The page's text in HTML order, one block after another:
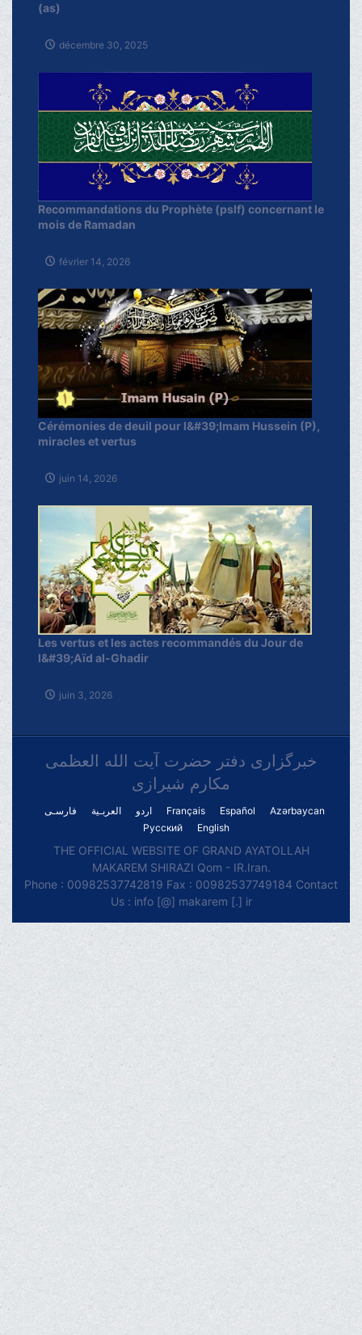
(as)
décembre 30, 2025
Recommandations du Prophète (pslf) concernant le
mois de Ramadan
février 14, 2026
Cérémonies de deuil pour l&#39;Imam Hussein (P),
miracles et vertus
juin 14, 2026
Les vertus et les actes recommandés du Jour de
l&#39;Aïd al-Ghadir
juin 3, 2026
خبرگزاری دفتر حضرت آیت الله العظمی
مکارم شیرازی
فارسـی العربـیة اردو Français Español
Azərbaycan
Русский
English
THE OFFICIAL WEBSITE OF GRAND AYATOLLAH
MAKAREM SHIRAZI Qom - IR.Iran.
Phone : 00982537742819 Fax : 00982537749184 Contact
Us : info [@] makarem [.] ir